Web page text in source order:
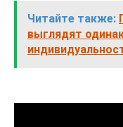
Читайте также:
выглядят